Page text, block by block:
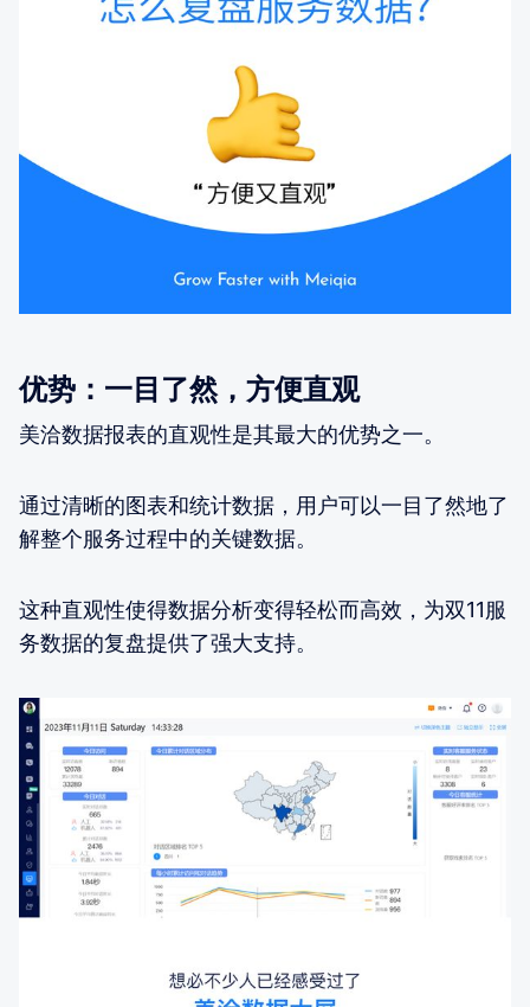
优势：一目了然，方便直观
美洽数据报表的直观性是其最大的优势之一。
通过清晰的图表和统计数据，用户可以一目了然地了
解整个服务过程中的关键数据。
这种直观性使得数据分析变得轻松而高效，为双11服
务数据的复盘提供了强大支持。